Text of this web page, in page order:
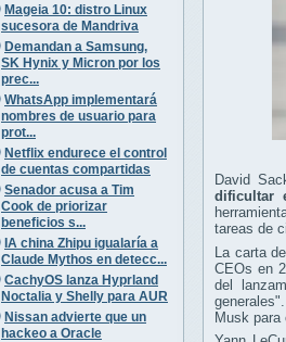
Mageia 10: distro Linux
sucesora de Mandriva
Demandan a Samsung,
SK Hynix y Micron por los
prec...
WhatsApp implementará
nombres de usuario para
prot...
Netflix endurece el control
de cuentas compartidas
Senador acusa a Tim
Cook de priorizar
beneficios s...
IA china Zhipu igualaría a
Claude Mythos en detecc...
CachyOS lanza Hyprland
Noctalia y Shelly para AUR
Nissan advierte que un
hackeo a Oracle
David
dificultar
tareas de
La carta
CEOs en
del
Musk para